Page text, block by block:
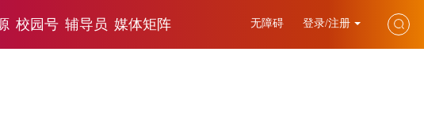
校园号 辅导员 媒体矩阵 无障碍 登录/注册